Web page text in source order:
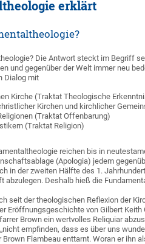
erklärt
Die Antwort steckt im Begriff
und gegenüber der Welt immer neu
Dialog mit
Kirche (Traktat Theologische
Kirchen und kirchlicher
(Traktat Offenbarung)
(Traktat Religion)
reichen bis in
(Apologia) jedem
in der zweiten Hälfte des 1.
abzulegen. Deshalb hieß die
seit der theologischen Reflexion der
Eröffnungsgeschichte von Gilbert
Brown ein wertvolles Reliquiar
empfinden, dass es über uns
Flambeau enttarnt. Woran er ihn